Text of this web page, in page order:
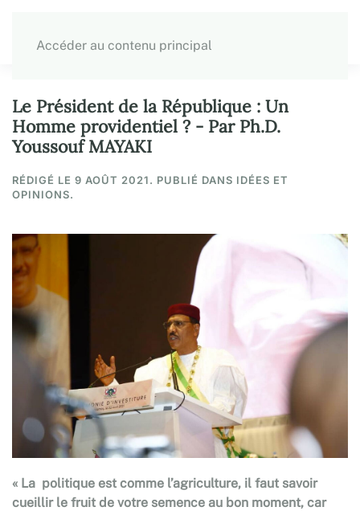
Accéder au contenu principal
Le Président de la République : Un
Homme providentiel ? - Par Ph.D.
Youssouf MAYAKI
RÉDIGÉ LE 9 AOÛT 2021. PUBLIÉ DANS IDÉES ET
OPINIONS.
« La politique est comme l’agriculture, il faut savoir
cueillir le fruit de votre semence au bon moment, car